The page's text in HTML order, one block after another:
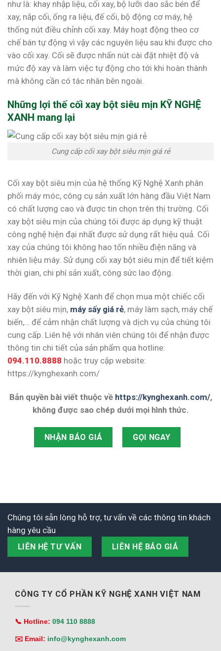
như là: khay nhập liệu, cối xay, bộ lưỡi dao sắc bén để
xay, nắp cối, ống ra liệu, đế cối, bộ động cơ máy, hệ
thống nút điều chỉnh cối xay. Máy hoạt động theo cơ
chế bán tự động vì vậy các nguyên liệu sau khi được cho
vào cối xay. Cối sẽ được nhấn nút cài đặt nhiệt độ và
mức độ xay và làm việc tự động cho tới khi hoàn thành
mà không cần có tác nhân bên ngoài.
Những lợi thế cối xay bột siêu mịn KỸ NGHỆ
XANH mang lại
Cung cấp cối xay bột siêu mịn giá rẻ
Cối xay bột siêu mịn của hệ thống Kỹ Nghệ Xanh phân
phối máy móc, công cụ sản xuất lớn hàng đầu Việt Nam
có chất lượng cao và được tin chọn trên thị trường. Cối
xay bột siêu mịn của chúng tôi được áp dụng kỹ thuật
công nghệ hiện đại nhất được sử dụng rất hiệu quả. Cối
xay của chúng tôi không hao tốn nhiều điện năng và
nhiên liệu máy. Sử dụng cối xay bột siêu mịn để tiết kiệm
thời gian, chi phí sản xuất, công sức lao động.
Hãy đến với Kỹ Nghệ Xanh để chọn mua một chiếc cối
xay bột siêu mịn, máy sấy giá rẻ, máy làm sạch, máy chế
biến,… để cảm nhận chất lượng và dịch vụ của chúng tôi
cung cấp. Liên hệ với nhân viên chúng tôi để nhận được
thông tin chi tiết của sản phẩm qua hotline:
094.110.8888 hoặc truy cập website:
https://kynghexanh.com/
Bản quyền bài viết thuộc về https://kynghexanh.com/,
không được sao chép dưới mọi hình thức.
NHẬN BÁO GIÁ GỌI NGAY
Chúng tôi sẵn lòng hỗ trợ, tư vấn về các thông tin khách
hàng yêu cầu
LIÊN HỆ TƯ VẤN LIÊN HỆ BÁO GIÁ
CÔNG TY CỔ PHẦN KỸ NGHỆ XANH VIỆT NAM
📞 Hotline: 094 110 8888
✉️ Email: info@kynghexanh.com